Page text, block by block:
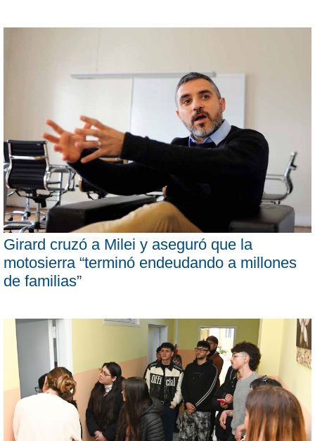
Girard cruzó a Milei y aseguró que la
motosierra “terminó endeudando a millones
de familias”